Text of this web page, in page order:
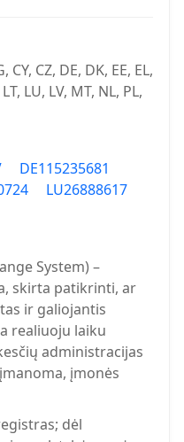
CZ, DE, DK, EE, EL,
LU, LV, MT, NL, PL,
DE115235681
LU26888617
System) –
skirta patikrinti, ar
ir galiojantis
realiuoju laiku
administracijas
įmonės
dėl